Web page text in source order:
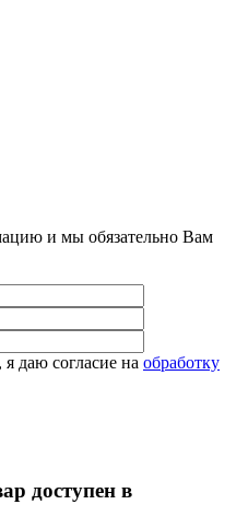
и мы обязательно Вам
даю согласие на обработку
доступен в